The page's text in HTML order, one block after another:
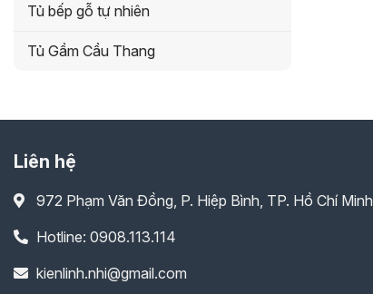
Tủ bếp gỗ tự nhiên
Tủ Gầm Cầu Thang
Liên hệ
972 Phạm Văn Đồng, P. Hiệp Bình, TP. Hồ Chí Minh
Hotline: 0908.113.114
kienlinh.nhi@gmail.com